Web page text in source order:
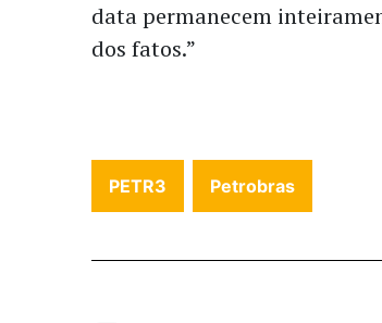
data permanecem
dos fatos.”
PETR3 Petrobras